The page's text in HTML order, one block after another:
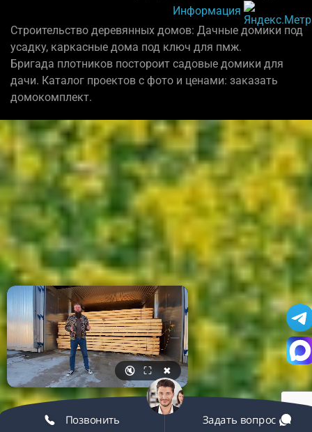
Информация
Строительство деревянных домов: Дачные домики под
усадку, каркасные дома под ключ для пмж.
Бригада плотников постороит садовые домики для
дачи. Каталог проектов с фото и ценами: заказать
домокомплект.
🔇 ⛶ ✖
Позвонить Задать вопрос